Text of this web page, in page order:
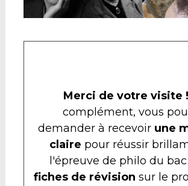
Merci de votre visite !
complément, vous
demander à recevoir une
claire pour réussir
l'épreuve de philo du
fiches de révision sur le